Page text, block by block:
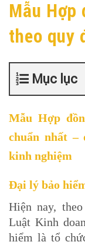
Mẫu
theo quy
Mục lục
Mẫu Hợp
chuẩn nhất –
kinh nghiệm
Đại lý bảo
Hiện nay,
Luật Kinh
hiểm là tổ